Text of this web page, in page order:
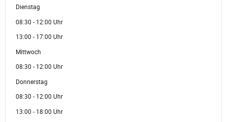
Dienstag
08:30 - 12:00 Uhr
13:00 - 17:00 Uhr
Mittwoch
08:30 - 12:00 Uhr
Donnerstag
08:30 - 12:00 Uhr
13:00 - 18:00 Uhr